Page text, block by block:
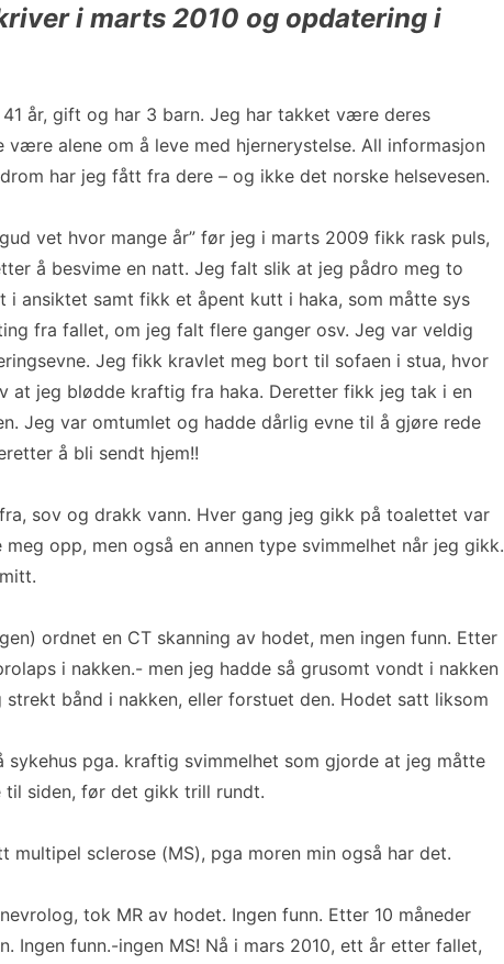
i marts 2010 og opdatering i
år, gift og har 3 barn. Jeg har takket være deres
alene om å leve med hjernerystelse. All informasjon
har jeg fått fra dere – og ikke det norske helsevesen.
vet hvor mange år” før jeg i marts 2009 fikk rask puls,
å besvime en natt. Jeg falt slik at jeg pådro meg to
i ansiktet samt fikk et åpent kutt i haka, som måtte sys
fra fallet, om jeg falt flere ganger osv. Jeg var veldig
Jeg fikk kravlet meg bort til sofaen i stua, hvor
at jeg blødde kraftig fra haka. Deretter fikk jeg tak i en
Jeg var omtumlet og hadde dårlig evne til å gjøre rede
å bli sendt hjem!!
sov og drakk vann. Hver gang jeg gikk på toalettet var
opp, men også en annen type svimmelhet når jeg gikk.
ordnet en CT skanning av hodet, men ingen funn. Etter
i nakken.- men jeg hadde så grusomt vondt i nakken
bånd i nakken, eller forstuet den. Hodet satt liksom
sykehus pga. kraftig svimmelhet som gjorde at jeg måtte
til siden, før det gikk trill rundt.
multipel sclerose (MS), pga moren min også har det.
tok MR av hodet. Ingen funn. Etter 10 måneder
Ingen funn.-ingen MS! Nå i mars 2010, ett år etter fallet,